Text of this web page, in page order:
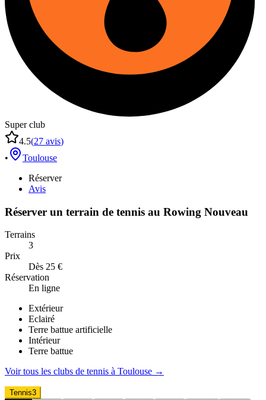
Super club
4.5(27 avis)
•
Toulouse
Réserver
Avis
Réserver un terrain de tennis au Rowing Nouveau
Terrains
3
Prix
Dès 25 €
Réservation
En ligne
Extérieur
Eclairé
Terre battue artificielle
Intérieur
Terre battue
Voir tous les clubs de tennis à Toulouse →
Tennis3